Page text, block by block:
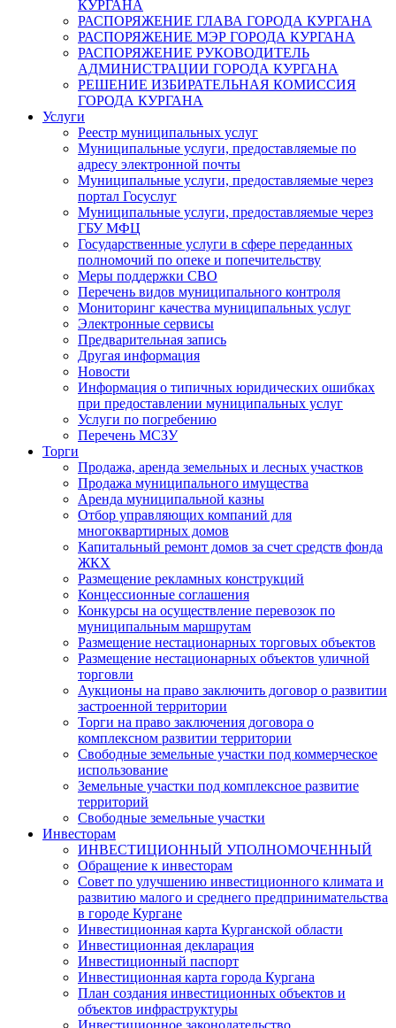
КУРГАНА
РАСПОРЯЖЕНИЕ ГЛАВА ГОРОДА КУРГАНА
РАСПОРЯЖЕНИЕ МЭР ГОРОДА КУРГАНА
РАСПОРЯЖЕНИЕ РУКОВОДИТЕЛЬ
АДМИНИСТРАЦИИ ГОРОДА КУРГАНА
РЕШЕНИЕ ИЗБИРАТЕЛЬНАЯ КОМИССИЯ
ГОРОДА КУРГАНА
Услуги
Реестр муниципальных услуг
Муниципальные услуги, предоставляемые по
адресу электронной почты
Муниципальные услуги, предоставляемые через
портал Госуслуг
Муниципальные услуги, предоставляемые через
ГБУ МФЦ
Государственные услуги в сфере переданных
полномочий по опеке и попечительству
Меры поддержки СВО
Перечень видов муниципального контроля
Мониторинг качества муниципальных услуг
Электронные сервисы
Предварительная запись
Другая информация
Новости
Информация о типичных юридических ошибках
при предоставлении муниципальных услуг
Услуги по погребению
Перечень МСЗУ
Торги
Продажа, аренда земельных и лесных участков
Продажа муниципального имущества
Аренда муниципальной казны
Отбор управляющих компаний для
многоквартирных домов
Капитальный ремонт домов за счет средств фонда
ЖКХ
Размещение рекламных конструкций
Концессионные соглашения
Конкурсы на осуществление перевозок по
муниципальным маршрутам
Размещение нестационарных торговых объектов
Размещение нестационарных объектов уличной
торговли
Аукционы на право заключить договор о развитии
застроенной территории
Торги на право заключения договора о
комплексном развитии территории
Свободные земельные участки под коммерческое
использование
Земельные участки под комплексное развитие
территорий
Свободные земельные участки
Инвесторам
ИНВЕСТИЦИОННЫЙ УПОЛНОМОЧЕННЫЙ
Обращение к инвесторам
Совет по улучшению инвестиционного климата и
развитию малого и среднего предпринимательства
в городе Кургане
Инвестиционная карта Курганской области
Инвестиционная декларация
Инвестиционный паспорт
Инвестиционная карта города Кургана
План создания инвестиционных объектов и
объектов инфраструктуры
Инвестиционное законодательство